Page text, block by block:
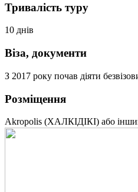
Тривалість туру
10 днів
Віза, документи
З 2017 року почав діяти
Розміщення
Akropolis (ХАЛКІДІКІ) або